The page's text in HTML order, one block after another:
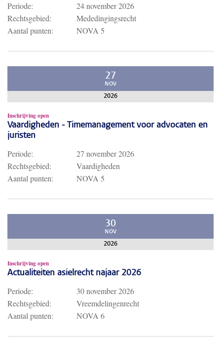
Periode:
24 november 2026
Rechtsgebied:
Mededingingsrecht
Aantal punten:
NOVA 5
27
NOV
2026
Inschrijving open
Vaardigheden - Timemanagement voor advocaten en
juristen
Periode:
27 november 2026
Rechtsgebied:
Vaardigheden
Aantal punten:
NOVA 5
30
NOV
2026
Inschrijving open
Actualiteiten asielrecht najaar 2026
Periode:
30 november 2026
Rechtsgebied:
Vreemdelingenrecht
Aantal punten:
NOVA 6